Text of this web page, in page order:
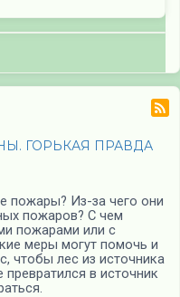
ГОРЬКАЯ ПРАВДА
пожары? Из-за чего они
пожаров? С чем
пожарами или с
меры могут помочь и
чтобы лес из источника
в источник